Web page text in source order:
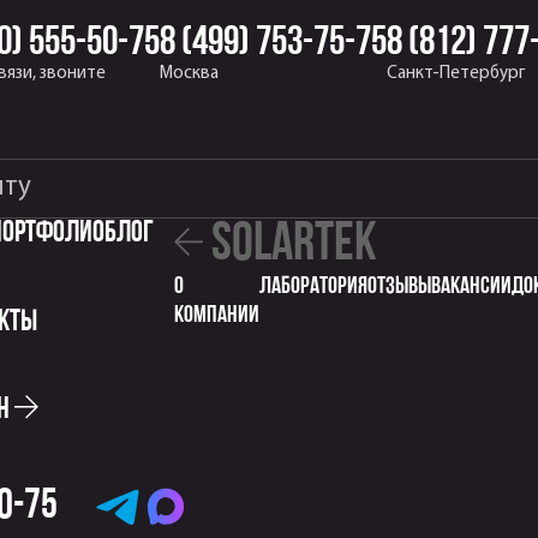
555-50-75
звоните
8 (499) 753-75-75
Москва
8 (812)
Санкт-Петербург
Блог solartek
о
компании
Лабораторияотзывывакансии
75 Telegramm
MAX